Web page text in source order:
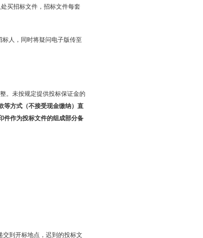
买招标文件，招标文件每套
人，同时将疑问电子版传至
。未按规定提供投标保证金的
等方式（不接受现金缴纳）直
件作为投标文件的组成部分备
到开标地点，迟到的投标文